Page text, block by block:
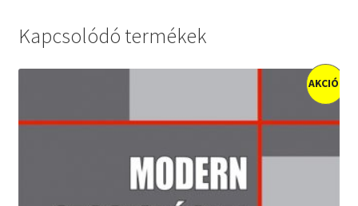
Kapcsolódó termékek
AKCIÓ!